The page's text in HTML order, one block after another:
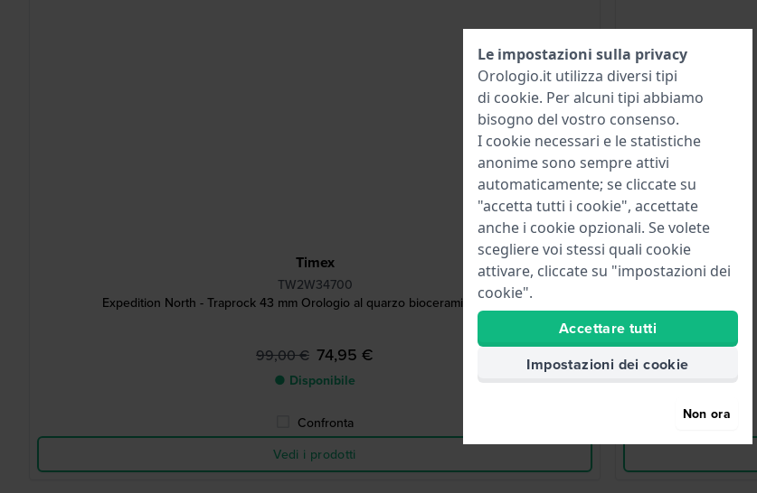
Timex
TW2W34700
Expedition North - Traprock 43 mm Orologio al quarzo bioceramico con data
99,00 € 74,95 €
● Disponibile
Confronta
Vedi i prodotti
Le impostazioni sulla privacy
Orologio.it utilizza diversi tipi
di cookie. Per alcuni tipi abbiamo
bisogno del vostro consenso.
I cookie necessari e le statistiche
anonime sono sempre attivi
automaticamente; se cliccate su
"accetta tutti i cookie", accettate
anche i cookie opzionali. Se volete
scegliere voi stessi quali cookie
attivare, cliccate su "impostazioni dei
cookie".
Accettare tutti
Impostazioni dei cookie
Non ora